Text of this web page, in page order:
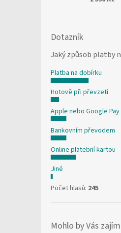
Dotazník
Jaký způsob platby
Platba na dobírku
Hotově při převzetí
Apple nebo Google Pay
Bankovním převodem
Online platební kartou
Jiné
Počet hlasů: 245
Mohlo by Vás